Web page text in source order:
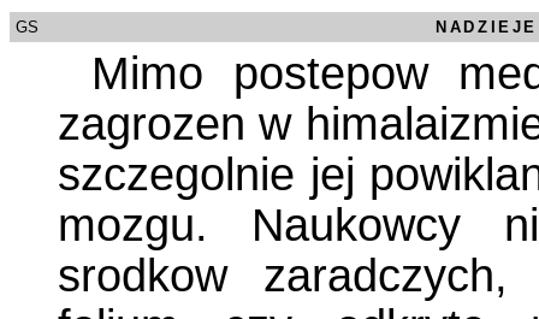
GS
Mimo postepow
zagrozen w
szczegolnie jej
mozgu. Naukowcy
srodkow